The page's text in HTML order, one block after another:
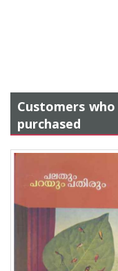
Customers
purchased